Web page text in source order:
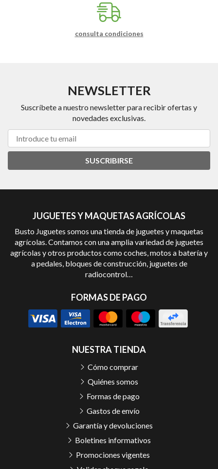
consulta condiciones
NEWSLETTER
Suscríbete a nuestro newsletter para recibir ofertas y
novedades exclusivas.
SUSCRIBIRSE
JUGUETES Y MAQUETAS AGRÍCOLAS
Busto Juguetes somos una tienda de juguetes y maquetas
agrícolas. Contamos con una amplia variedad de juguetes
agrícolas y otros productos como coches, motos a batería y
a pedales, bloques de construcción, juguetes de
radiocontrol…
FORMAS DE PAGO
NUESTRA TIENDA
Cómo comprar
Quiénes somos
Formas de pago
Gastos de envío
Garantía y devoluciones
Boletines informativos
Promociones vigentes